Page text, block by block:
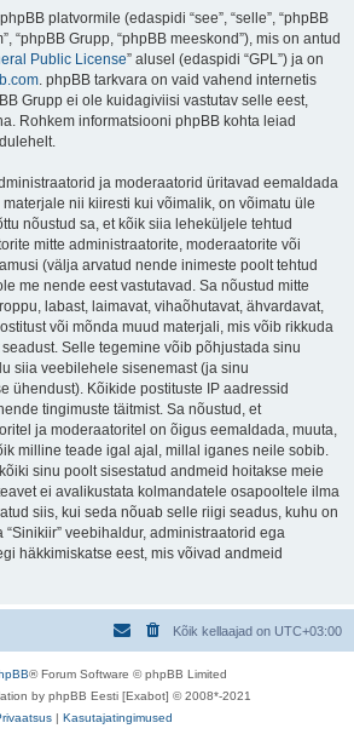
platvormile (edaspidi “see”, “selle”, “phpBB
“phpBB Grupp, “phpBB meeskond”), mis on antud
Public License” alusel (edaspidi “GPL”) ja on
. phpBB tarkvara on vaid vahend internetis
Grupp ei ole kuidagiviisi vastutav selle eest,
Rohkem informatsiooni phpBB kohta leiad
ja moderaatorid üritavad eemaldada
nii kiiresti kui võimalik, on võimatu üle
nõustud sa, et kõik siia leheküljele tehtud
mitte administraatorite, moderaatorite või
(välja arvatud nende inimeste poolt tehtud
me nende eest vastutavad. Sa nõustud mitte
labast, laimavat, vihaõhutavat, ähvardavat,
või mõnda muud materjali, mis võib rikkuda
Selle tegemine võib põhjustada sinu
siia veebilehele sisenemast (ja sinu
ühendust). Kõikide postituste IP aadressid
tingimuste täitmist. Sa nõustud, et
ja moderaatoritel on õigus eemaldada, muuta,
milline teade igal ajal, millal iganes neile sobib.
sinu poolt sisestatud andmeid hoitakse meie
ei avalikustata kolmandatele osapooltele ilma
siis, kui seda nõuab selle riigi seadus, kuhu on
veebihaldur, administraatorid ega
häkkimiskatse eest, mis võivad andmeid
Kõik kellaajad on UTC+03:00
® Forum Software © phpBB Limited
by phpBB Eesti [Exabot] © 2008*-2021
| Kasutajatingimused